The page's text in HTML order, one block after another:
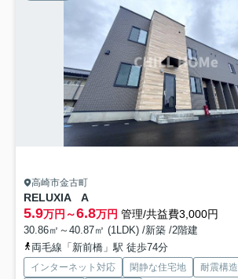
高崎市金古町
RELUXIA A
5.9万円～6.8万円 管理/共益費3,000円
30.86㎡～40.87㎡ (1LDK) /新築 /2階建
両毛線「新前橋」駅 徒歩74分
インターネット対応 閑静な住宅地 耐震構造